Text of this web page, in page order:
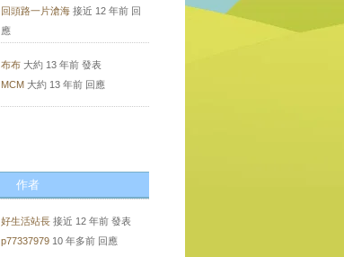
回頭路一片滄海 接近 12 年前 回
應
布布 大約 13 年前 發表
MCM 大約 13 年前 回應
作者
好生活站長 接近 12 年前 發表
p77337979 10 年多前 回應